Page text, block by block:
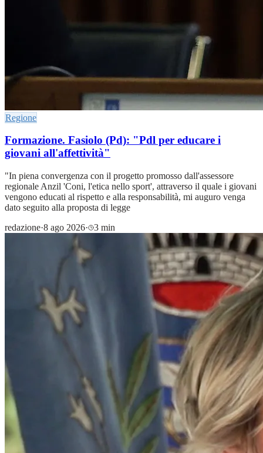
Regione
Formazione. Fasiolo (Pd): "Pdl per educare i
giovani all'affettività"
"In piena convergenza con il progetto promosso dall'assessore
regionale Anzil 'Coni, l'etica nello sport', attraverso il quale i giovani
vengono educati al rispetto e alla responsabilità, mi auguro venga
dato seguito alla proposta di legge
redazione·8 ago 2026· 3 min